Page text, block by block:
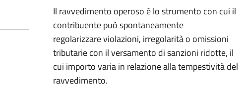
Il ravvedimento operoso è lo strumento con cui il
contribuente può spontaneamente
regolarizzare violazioni, irregolarità o omissioni
tributarie con il versamento di sanzioni ridotte, il
cui importo varia in relazione alla tempestività del
ravvedimento.